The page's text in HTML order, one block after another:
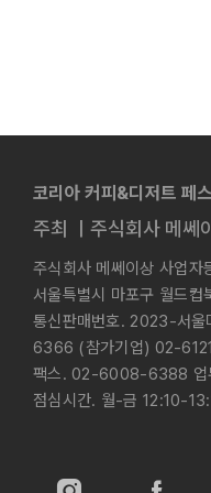
코리아 커피&디저트 페
주최 ㅣ주식회사 메쎄
주식회사 메쎄이상 사업
서울특별시 마포구 월드
통신판매번호. 2023-서
6366 (참가기업) 02-
팩스. 02-6008-6388 업
점심시간. 월-금 12:10-